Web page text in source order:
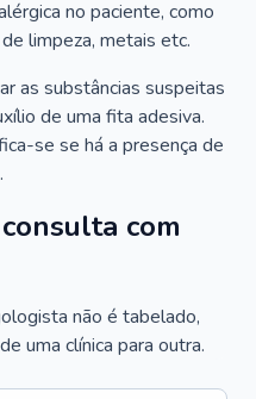
no paciente, como
limpeza, metais etc.
as substâncias suspeitas
de uma fita adesiva.
se se há a presença de
com
não é tabelado,
uma clínica para outra.